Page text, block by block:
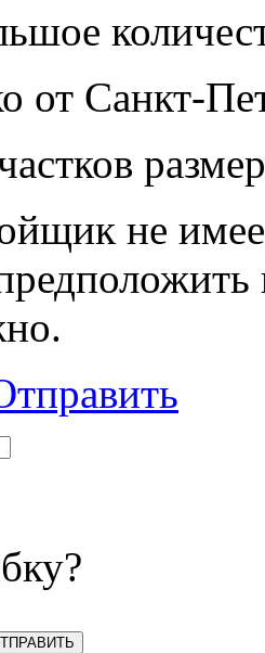
от Санкт-
не